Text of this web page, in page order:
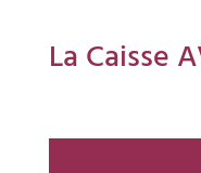
La Caisse